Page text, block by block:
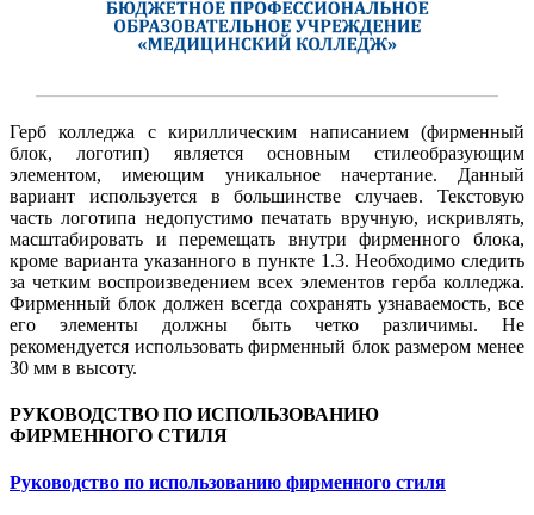
Герб колледжа с кириллическим написанием (фирменный
блок, логотип) является основным стилеобразующим
элементом, имеющим уникальное начертание. Данный
вариант используется в большинстве случаев. Текстовую
часть логотипа недопустимо печатать вручную, искривлять,
масштабировать и перемещать внутри фирменного блока,
кроме варианта указанного в пункте 1.3. Необходимо следить
за четким воспроизведением всех элементов герба колледжа.
Фирменный блок должен всегда сохранять узнаваемость, все
его элементы должны быть четко различимы. Не
рекомендуется использовать фирменный блок размером менее
30 мм в высоту.
РУКОВОДСТВО ПО ИСПОЛЬЗОВАНИЮ
ФИРМЕННОГО СТИЛЯ
Руководство по использованию фирменного стиля